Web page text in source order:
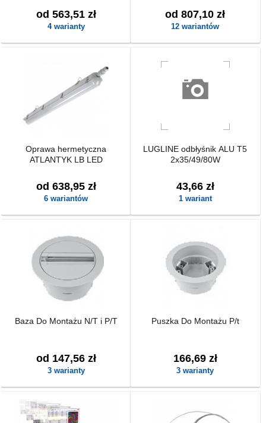
od 563,51 zł
4 warianty
od 807,10 zł
12 wariantów
Oprawa hermetyczna
ATLANTYK LB LED
od 638,95 zł
6 wariantów
LUGLINE odbłyśnik ALU T5
2x35/49/80W
43,66 zł
1 wariant
Baza Do Montażu N/T i P/T
od 147,56 zł
3 warianty
Puszka Do Montażu P/t
166,69 zł
3 warianty